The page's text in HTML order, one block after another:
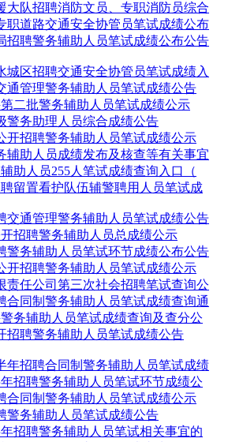
大队招聘消防文员、专职消防员综合
职道路交通安全协管员笔试成绩公布
招聘警务辅助人员笔试成绩公布公告
城区招聘交通安全协管员笔试成绩入
通管理警务辅助人员笔试成绩公告
二批警务辅助人员笔试成绩公示
警务助理人员综合成绩公告
开招聘警务辅助人员笔试成绩公示
辅助人员成绩发布及核查等有关事宜
助人员255人笔试成绩查询入口（
留置看护队伍辅警聘用人员笔试成
交通管理警务辅助人员笔试成绩公告
招聘警务辅助人员总成绩公示
警务辅助人员笔试环节成绩公布公告
开招聘警务辅助人员笔试成绩公示
责任公司第三次社会招聘笔试查询公
合同制警务辅助人员笔试成绩查询通
务辅助人员笔试成绩查询及查分公
招聘警务辅助人员笔试成绩公告
年招聘合同制警务辅助人员笔试成绩
招聘警务辅助人员笔试环节成绩公
合同制警务辅助人员笔试成绩公示
警务辅助人员笔试成绩公告
招聘警务辅助人员笔试相关事宜的